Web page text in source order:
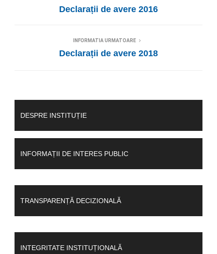
Declarații de avere 2016
INFORMATIA URMATOARE
Declarații de avere 2018
DESPRE INSTITUȚIE
INFORMAȚII DE INTERES PUBLIC
TRANSPARENȚĂ DECIZIONALĂ
INTEGRITATE INSTITUȚIONALĂ